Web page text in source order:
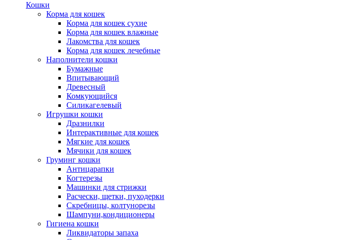
Кошки
Корма для кошек
Корма для кошек сухие
Корма для кошек влажные
Лакомства для кошек
Корма для кошек лечебные
Наполнители кошки
Бумажные
Впитывающий
Древесный
Комкующийся
Силикагелевый
Игрушки кошки
Дразнилки
Интерактивные для кошек
Мягкие для кошек
Мячики для кошек
Груминг кошки
Антицарапки
Когтерезы
Машинки для стрижки
Расчески, щетки, пуходерки
Скребницы, колтунорезы
Шампуни,кондиционеры
Гигиена кошки
Ликвидаторы запаха